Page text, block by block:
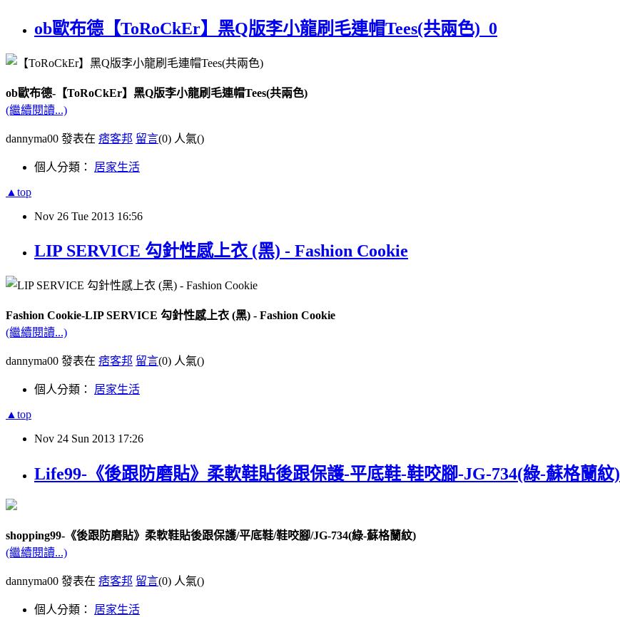
ob歐布德【ToRoCkEr】黑Q版李小龍刷毛連帽Tees(共兩色)_0
ob歐布德-【ToRoCkEr】黑Q版李小龍刷毛連帽Tees(共兩色)
(繼續閱讀...)
dannyma00 發表在 痞客邦 留言(0) 人氣()
個人分類： 居家生活
▲top
Nov 26 Tue 2013 16:56
LIP SERVICE 勾針性感上衣 (黑) - Fashion Cookie
Fashion Cookie-LIP SERVICE 勾針性感上衣 (黑) - Fashion Cookie
(繼續閱讀...)
dannyma00 發表在 痞客邦 留言(0) 人氣()
個人分類： 居家生活
▲top
Nov 24 Sun 2013 17:26
Life99-《後跟防磨貼》柔軟鞋貼後跟保護-平底鞋-鞋咬腳-JG-734(綠-蘇格蘭紋)
shopping99-《後跟防磨貼》柔軟鞋貼後跟保護/平底鞋/鞋咬腳/JG-734(綠-蘇格蘭紋)
(繼續閱讀...)
dannyma00 發表在 痞客邦 留言(0) 人氣()
個人分類： 居家生活